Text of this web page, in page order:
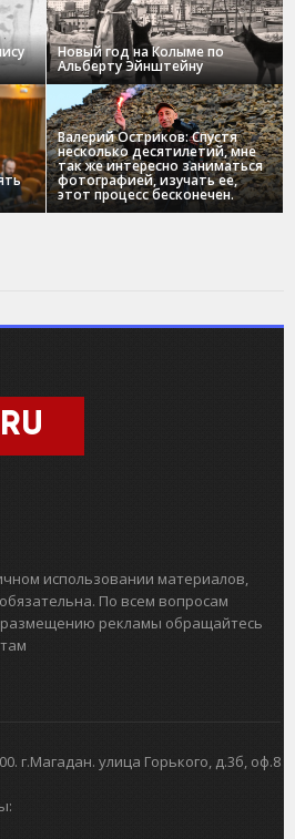
Новый год на Колыме по
Альберту Эйнштейну
Валерий Остриков: Спустя
несколько десятилетий, мне
так же интересно заниматься
фотографией, изучать ее,
этот процесс бесконечен.
использовании материалов,
По всем вопросам
рекламы обращайтесь
г.Магадан. улица Горького, д.3б, оф.8